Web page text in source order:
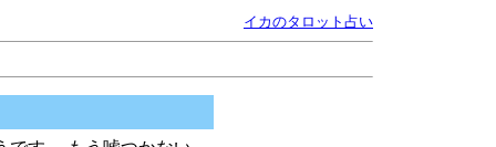
イカのタロット占い